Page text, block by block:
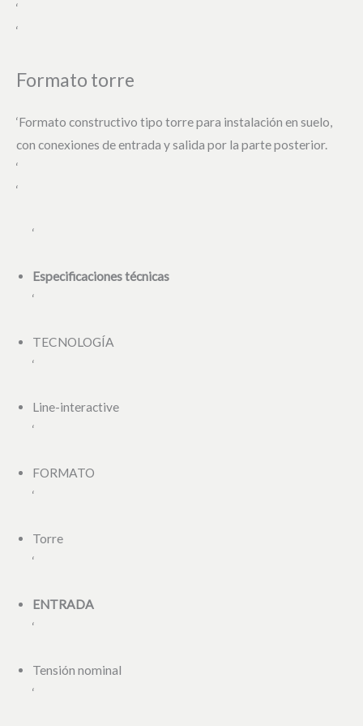
‘
‘
Formato torre
‘Formato constructivo tipo torre para instalación en suelo,
con conexiones de entrada y salida por la parte posterior.
‘
‘
‘
Especificaciones técnicas
‘
TECNOLOGÍA
‘
Line-interactive
‘
FORMATO
‘
Torre
‘
ENTRADA
‘
Tensión nominal
‘